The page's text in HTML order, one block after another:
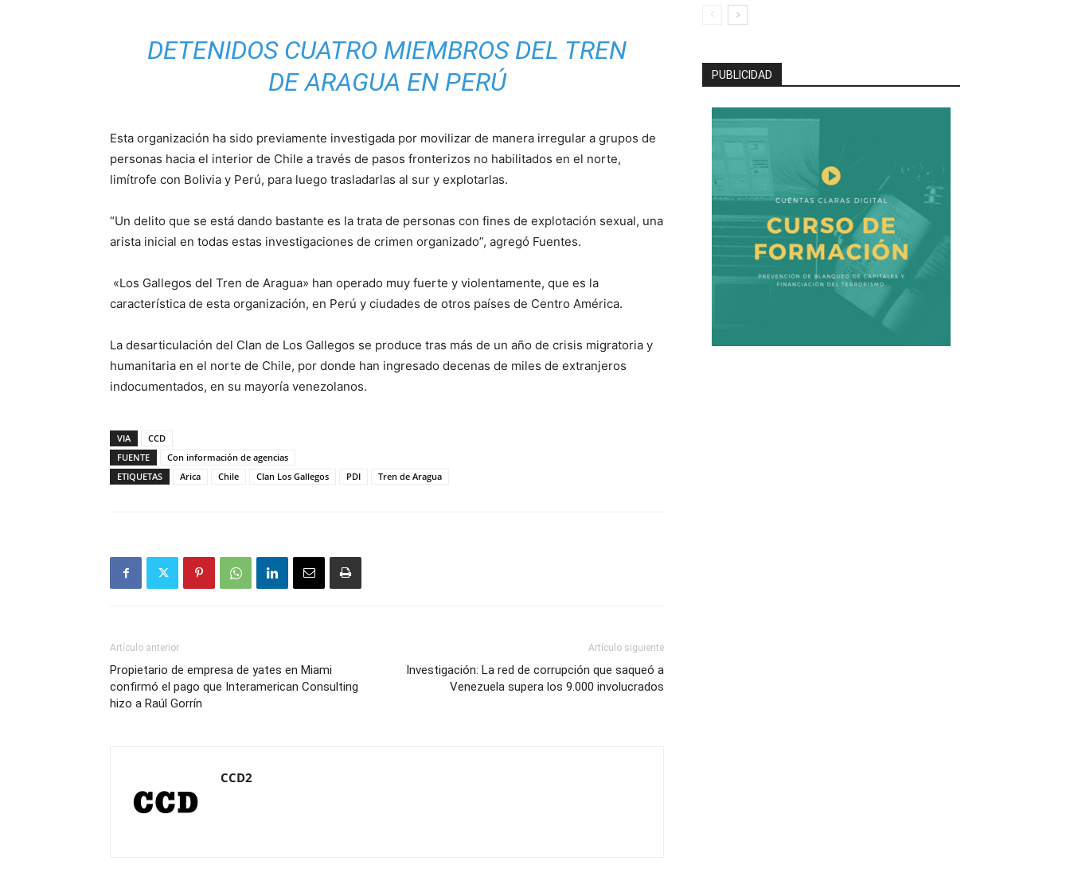
DETENIDOS CUATRO MIEMBROS DEL TREN
DE ARAGUA EN PERÚ
Esta organización ha sido previamente investigada por movilizar de manera irregular a grupos de
personas hacia el interior de Chile a través de pasos fronterizos no habilitados en el norte,
limítrofe con Bolivia y Perú, para luego trasladarlas al sur y explotarlas.
“Un delito que se está dando bastante es la trata de personas con fines de explotación sexual, una
arista inicial en todas estas investigaciones de crimen organizado”, agregó Fuentes.
«Los Gallegos del Tren de Aragua» han operado muy fuerte y violentamente, que es la
característica de esta organización, en Perú y ciudades de otros países de Centro América.
La desarticulación del Clan de Los Gallegos se produce tras más de un año de crisis migratoria y
humanitaria en el norte de Chile, por donde han ingresado decenas de miles de extranjeros
indocumentados, en su mayoría venezolanos.
VIA
CCD
FUENTE
Con información de agencias
ETIQUETAS
Arica Chile Clan Los Gallegos PDI Tren de Aragua
Artículo anterior
Propietario de empresa de yates en Miami
confirmó el pago que Interamerican Consulting
hizo a Raúl Gorrín
Artículo siguiente
Investigación: La red de corrupción que saqueó a
Venezuela supera los 9.000 involucrados
CCD2
PUBLICIDAD